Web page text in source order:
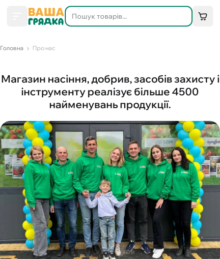
Головна Про нас
Магазин насіння, добрив, засобів захисту і
інструменту реалізує більше 4500
найменувань продукції.